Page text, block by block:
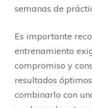
semanas de
Es importante
entrenamiento
compromiso y
resultados
combinarlo con